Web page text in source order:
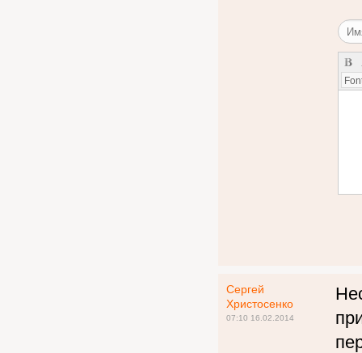
Сергей
Христосенко
07:10 16.02.2014